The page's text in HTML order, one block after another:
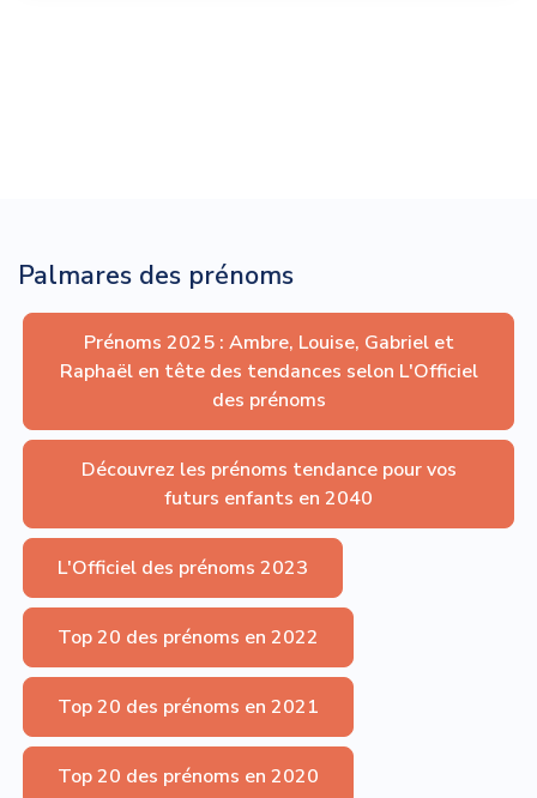
Palmares des prénoms
Prénoms 2025 : Ambre, Louise, Gabriel et
Raphaël en tête des tendances selon L'Officiel
des prénoms
Découvrez les prénoms tendance pour vos
futurs enfants en 2040
L'Officiel des prénoms 2023
Top 20 des prénoms en 2022
Top 20 des prénoms en 2021
Top 20 des prénoms en 2020